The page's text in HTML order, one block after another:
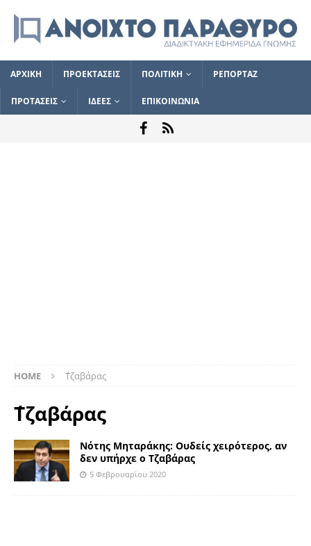
ΑΡΧΙΚΗ ΠΡΟΕΚΤΑΣΕΙΣ ΠΟΛΙΤΙΚΗ ΡΕΠΟΡΤΑΖ
ΠΡΟΤΑΣΕΙΣ ΙΔΕΕΣ ΕΠΙΚΟΙΝΩΝΙΑ
HOME ΄Τζαβάρας
΄Τζαβάρας
Νότης Μηταράκης: Ουδείς χειρότερος, αν
δεν υπήρχε ο Τζαβάρας
5 Φεβρουαρίου 2020